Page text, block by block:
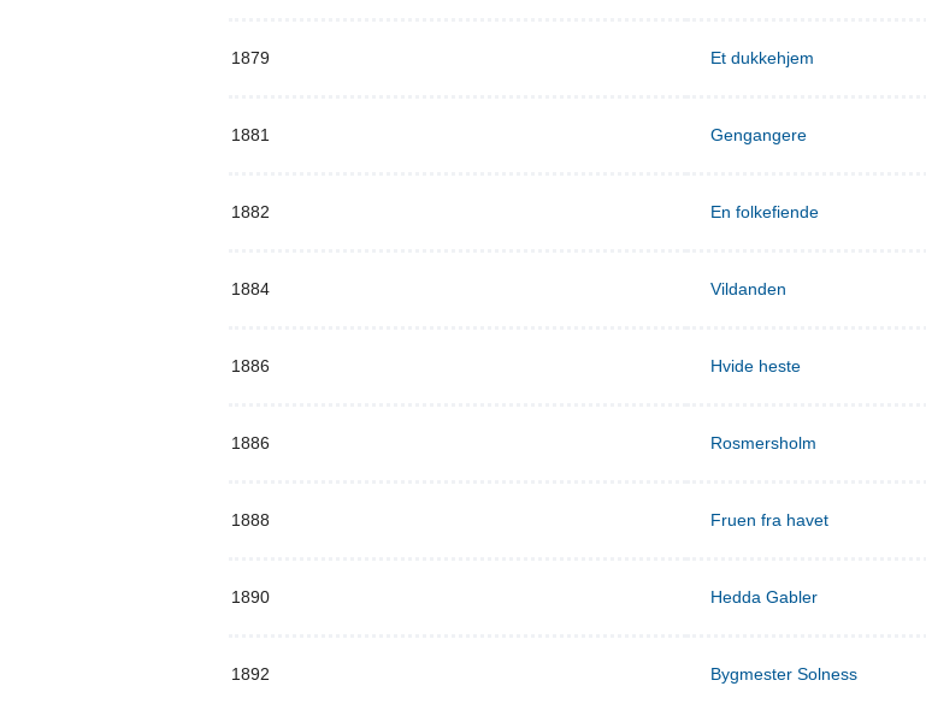
1879 Et dukkehjem
1881 Gengangere
1882 En folkefiende
1884 Vildanden
1886 Hvide heste
1886 Rosmersholm
1888 Fruen fra havet
1890 Hedda Gabler
1892 Bygmester Solness